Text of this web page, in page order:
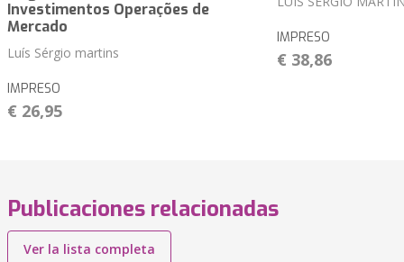
Investimentos Operações de
Mercado
Luís Sérgio martins
IMPRESO
€ 26,95
IMPRESO
€ 38,86
Publicaciones relacionadas
Ver la lista completa